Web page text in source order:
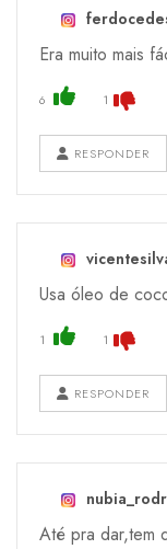
Era muito mais
6 1
RESPONDER
Usa óleo de
1 1
RESPONDER
Até pra dar,tem